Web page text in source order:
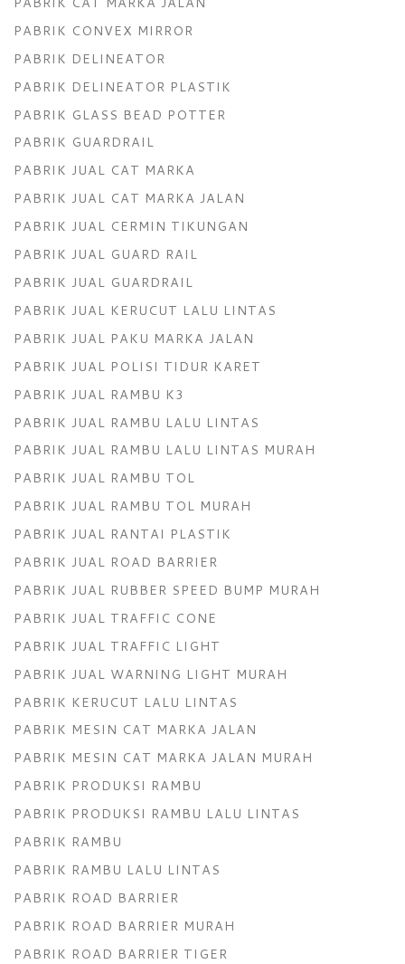
PABRIK CONVEX MIRROR
PABRIK DELINEATOR
PABRIK DELINEATOR PLASTIK
PABRIK GLASS BEAD POTTER
PABRIK GUARDRAIL
PABRIK JUAL CAT MARKA
PABRIK JUAL CAT MARKA JALAN
PABRIK JUAL CERMIN TIKUNGAN
PABRIK JUAL GUARD RAIL
PABRIK JUAL GUARDRAIL
PABRIK JUAL KERUCUT LALU LINTAS
PABRIK JUAL PAKU MARKA JALAN
PABRIK JUAL POLISI TIDUR KARET
PABRIK JUAL RAMBU K3
PABRIK JUAL RAMBU LALU LINTAS
PABRIK JUAL RAMBU LALU LINTAS MURAH
PABRIK JUAL RAMBU TOL
PABRIK JUAL RAMBU TOL MURAH
PABRIK JUAL RANTAI PLASTIK
PABRIK JUAL ROAD BARRIER
PABRIK JUAL RUBBER SPEED BUMP MURAH
PABRIK JUAL TRAFFIC CONE
PABRIK JUAL TRAFFIC LIGHT
PABRIK JUAL WARNING LIGHT MURAH
PABRIK KERUCUT LALU LINTAS
PABRIK MESIN CAT MARKA JALAN
PABRIK MESIN CAT MARKA JALAN MURAH
PABRIK PRODUKSI RAMBU
PABRIK PRODUKSI RAMBU LALU LINTAS
PABRIK RAMBU
PABRIK RAMBU LALU LINTAS
PABRIK ROAD BARRIER
PABRIK ROAD BARRIER MURAH
PABRIK ROAD BARRIER TIGER